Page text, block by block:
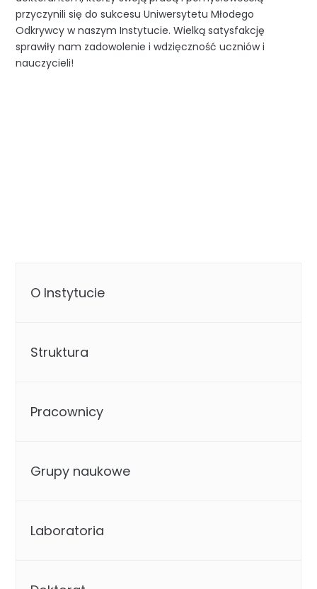
przyczynili się do sukcesu Uniwersytetu Młodego
Odkrywcy w naszym Instytucie. Wielką satysfakcję
sprawiły nam zadowolenie i wdzięczność uczniów i
nauczycieli!
O Instytucie
Struktura
Pracownicy
Grupy naukowe
Laboratoria